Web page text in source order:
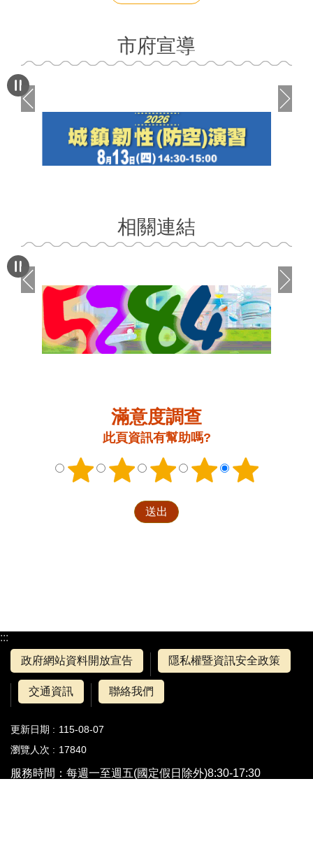
市府宣導
相關連結
滿意度調查
此頁資訊有幫助嗎?
:::
政府網站資料開放宣告
隱私權暨資訊安全政策
交通資訊 聯絡我們
更新日期
115-08-07
瀏覽人次
17840
服務時間：每週一至週五(國定假日除外)8:30-17:30